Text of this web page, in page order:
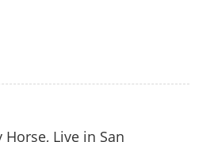
Horse, Live in San